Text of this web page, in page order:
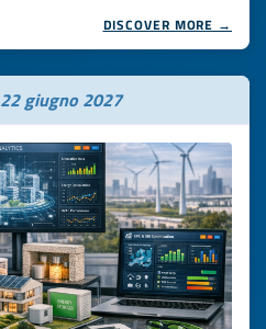
DISCOVER MORE →
22 giugno 2027